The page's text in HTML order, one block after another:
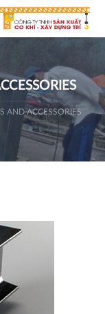
AND ACCESSORIES